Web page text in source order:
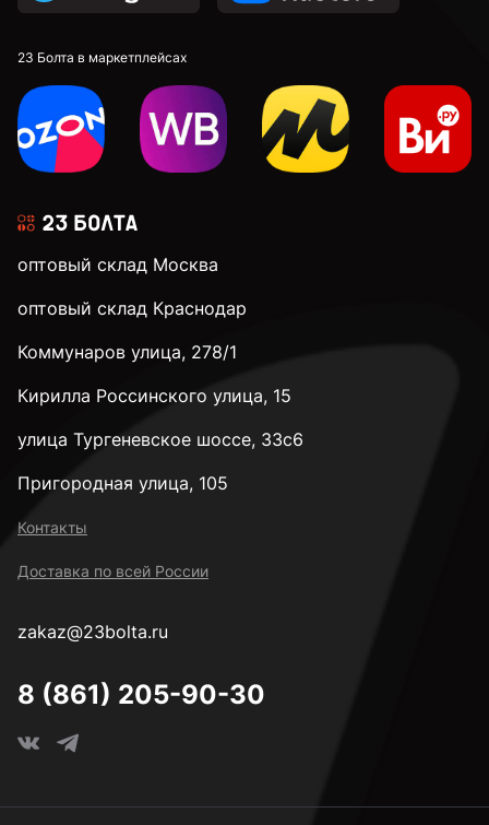
23 Болта в маркетплейсах
оптовый склад Москва
оптовый склад Краснодар
Коммунаров улица, 278/1
Кирилла Россинского улица, 15
улица Тургеневское шоссе, 33с6
Пригородная улица, 105
Контакты
Доставка по всей России
zakaz@23bolta.ru
8 (861) 205-90-30